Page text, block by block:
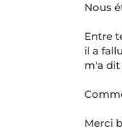
Nous
Entre
il a
m'a dit
Merci